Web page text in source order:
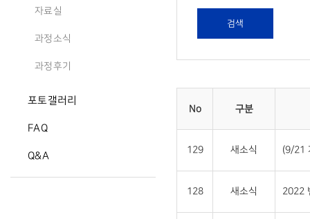
자료실
과정소식
과정후기
포토갤러리
FAQ
Q&A
검색
No 구분
129 새소식 (9/21
128 새소식 2022